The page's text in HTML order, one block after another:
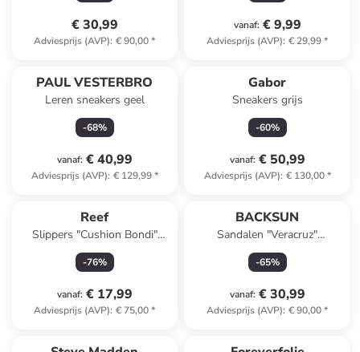
€ 30,99
Adviesprijs (AVP): € 90,00*
vanaf: € 9,99
Adviesprijs (AVP): € 29,99*
PAUL VESTERBRO
Leren sneakers geel
-68%
vanaf: € 40,99
Adviesprijs (AVP): € 129,99*
Gabor
Sneakers grijs
-60%
vanaf: € 50,99
Adviesprijs (AVP): € 130,00*
Reef
Slippers "Cushion Bondi"
crème
-76%
vanaf: € 17,99
Adviesprijs (AVP): € 75,00*
BACKSUN
Sandalen "Veracruz"
lichtbruin/goudkleurig
-65%
vanaf: € 30,99
Adviesprijs (AVP): € 90,00*